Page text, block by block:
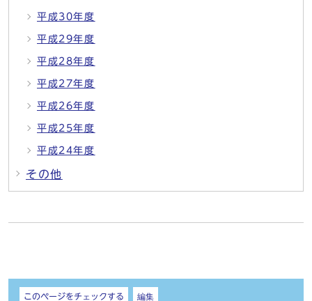
平成30年度
平成29年度
平成28年度
平成27年度
平成26年度
平成25年度
平成24年度
その他
しおり
このページをチェックする 編集